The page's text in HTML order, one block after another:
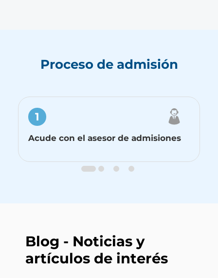
Proceso de admisión
1
Acude con el asesor de admisiones
Blog - Noticias y
artículos de interés